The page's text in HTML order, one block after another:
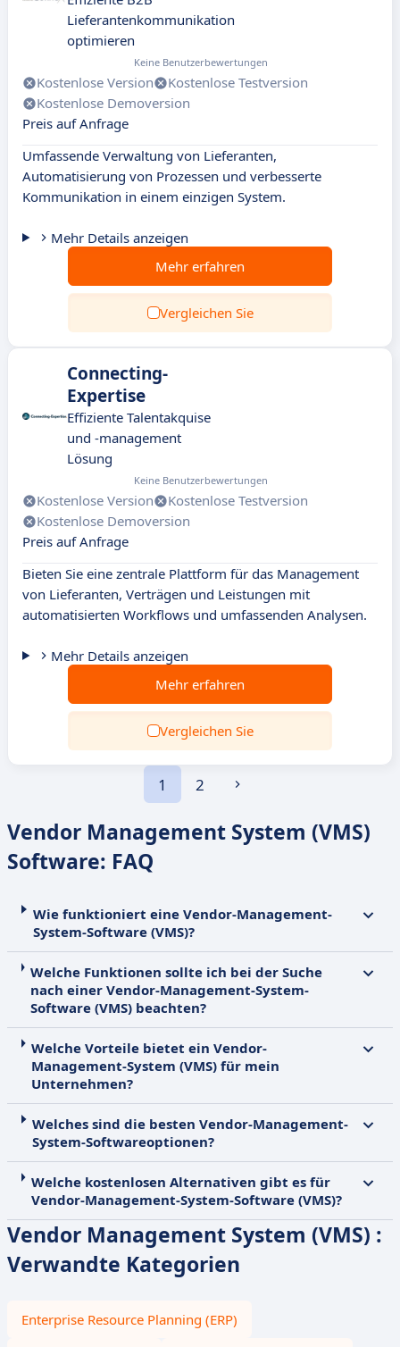
Lieferantenkommunikation
optimieren
Keine Benutzerbewertungen
Kostenlose Version
Kostenlose Testversion
Kostenlose Demoversion
Preis auf Anfrage
Umfassende Verwaltung von Lieferanten,
Automatisierung von Prozessen und verbesserte
Kommunikation in einem einzigen System.
Mehr Details anzeigen
Mehr erfahren
Vergleichen Sie
Connecting-
Expertise
Effiziente Talentakquise
und -management
Lösung
Keine Benutzerbewertungen
Kostenlose Version
Kostenlose Testversion
Kostenlose Demoversion
Preis auf Anfrage
Bieten Sie eine zentrale Plattform für das Management
von Lieferanten, Verträgen und Leistungen mit
automatisierten Workflows und umfassenden Analysen.
Mehr Details anzeigen
Mehr erfahren
Vergleichen Sie
1 2
Vendor Management System (VMS)
Software: FAQ
Wie funktioniert eine Vendor-Management-
System-Software (VMS)?
Welche Funktionen sollte ich bei der Suche
nach einer Vendor-Management-System-
Software (VMS) beachten?
Welche Vorteile bietet ein Vendor-
Management-System (VMS) für mein
Unternehmen?
Welches sind die besten Vendor-Management-
System-Softwareoptionen?
Welche kostenlosen Alternativen gibt es für
Vendor-Management-System-Software (VMS)?
Vendor Management System (VMS) :
Verwandte Kategorien
Enterprise Resource Planning (ERP)